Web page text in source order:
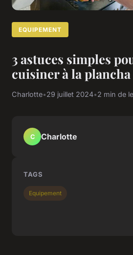
EQUIPEMENT
3 astuces simples
cuisiner à la plancha
Charlotte•29 juillet 2024•2 min de
C Charlotte
TAGS
Equipement